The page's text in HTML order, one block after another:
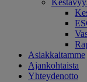
Asiakkaitamme
Ajankohtaista
Yhteydenotto